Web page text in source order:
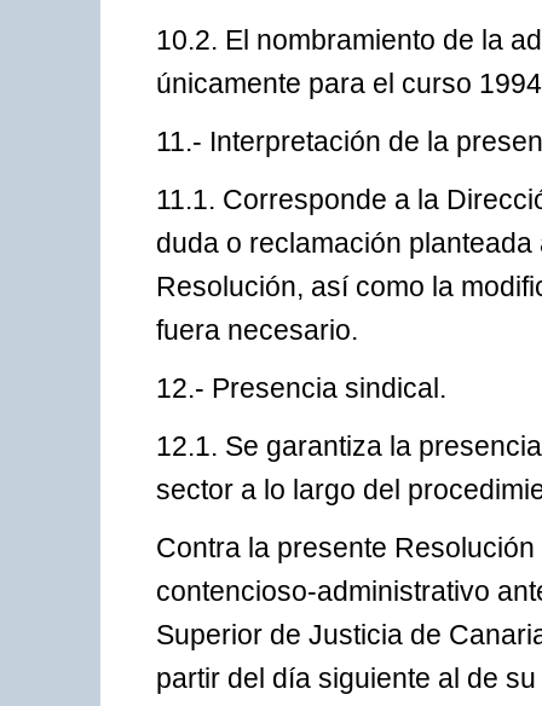
10.2. El nombramiento de la
únicamente para el curso
11.- Interpretación de la
11.1. Corresponde a la
duda o reclamación
Resolución, así como la
fuera necesario.
12.- Presencia sindical.
12.1. Se garantiza la
sector a lo largo del
Contra la presente
contencioso-administrativo
Superior de Justicia de
partir del día siguiente al de